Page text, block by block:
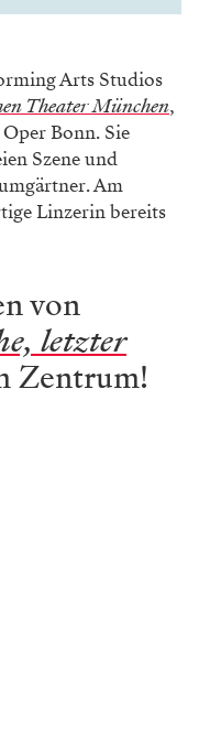
Arts Studios
Theater München,
Bonn. Sie
Szene und
Am
Linzerin bereits
von
letzter
Zentrum!